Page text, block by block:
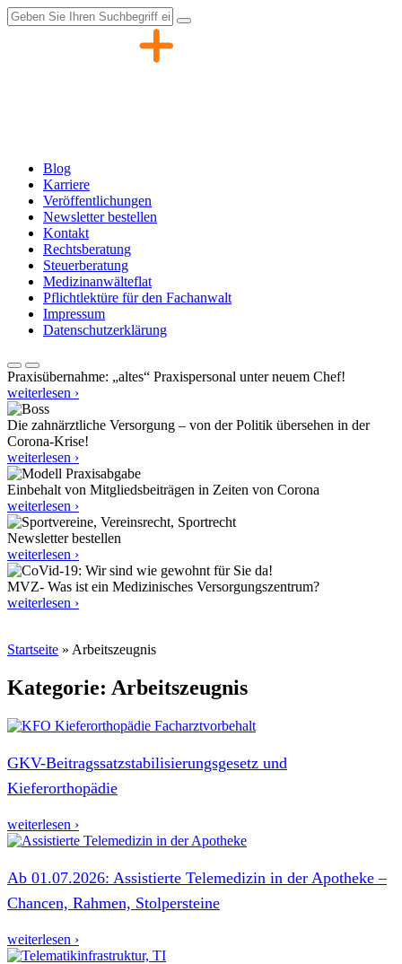
Zum
Inhalt
Blog
Karriere
Veröffentlichungen
Newsletter bestellen
Kontakt
Rechtsberatung
Steuerberatung
Medizinanwälteflat
Pflichtlektüre für den Fachanwalt
Impressum
Datenschutzerklärung
Praxisübernahme: „altes“ Praxispersonal unter neuem Chef!
weiterlesen ›
Die zahnärztliche Versorgung – von der Politik übersehen in der
Corona-Krise!
weiterlesen ›
Einbehalt von Mitgliedsbeiträgen in Zeiten von Corona
weiterlesen ›
Newsletter bestellen
weiterlesen ›
MVZ- Was ist ein Medizinisches Versorgungszentrum?
weiterlesen ›
Startseite » Arbeitszeugnis
Kategorie: Arbeitszeugnis
GKV-Beitragssatzstabilisierungsgesetz und
Kieferorthopädie
weiterlesen ›
Ab 01.07.2026: Assistierte Telemedizin in der Apotheke –
Chancen, Rahmen, Stolpersteine
weiterlesen ›